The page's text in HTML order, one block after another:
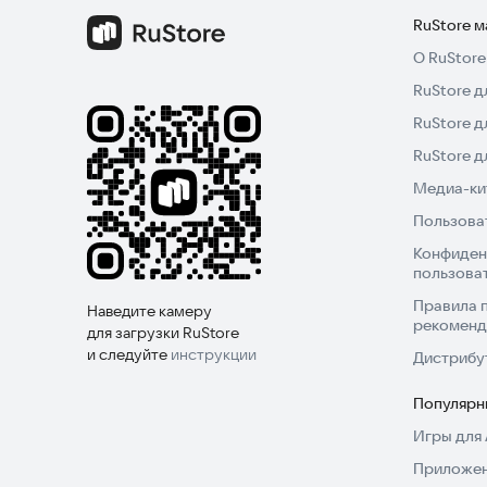
Наведите камеру
для загрузки RuStore
и следуйте инструкции
RuStore
О RuStore
RuStore
RuStore
RuStore
Медиа-
Правила
Игры для